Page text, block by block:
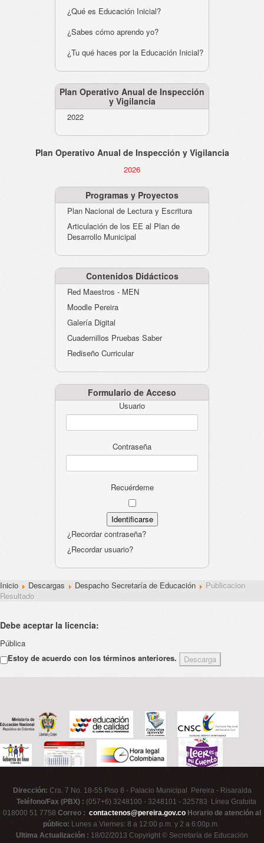
¿Qué es Educación Inicial?
¿Sabes cómo aprendo yo?
¿Tu qué haces por la Educación Inicial?
Plan Operativo Anual de Inspección
y Vigilancia
2022
Plan Operativo Anual de Inspección y Vigilancia
2026
Programas y Proyectos
Plan Nacional de Lectura y Escritura
Articulación de los EE al Plan de
Desarrollo Municipal
Contenidos Didácticos
Red Maestros - MEN
Moodle Pereira
Galería Digital
Cuadernillos Pruebas Saber
Rediseño Curricular
Formulario de Acceso
Usuario
Contraseña
Recuérdeme
¿Recordar contraseña?
¿Recordar usuario?
Inicio Descargas Despacho Secretaría de Educación
Publicacion
Resultado
Debe aceptar la licencia:
Pública
Estoy de acuerdo con los términos anteriores.
Dirección: Cra. 7 No. 18-55 Piso 8 - Palacio Municipal Pereira - Risaralda
Teléfono/Fax (PBX) : (057+6) 3248100 - 3248101 - 325783 Línea Gratuita
018000 51 7758 Correo : contactenos@pereira.gov.co Horario de atención al
público: Lunes a Viernes: 8 a 12:00 p.m. y 2 a 6:00p.m.
Ultima Actualización : 18/02/2013 Copyright © Secretaría de Educación